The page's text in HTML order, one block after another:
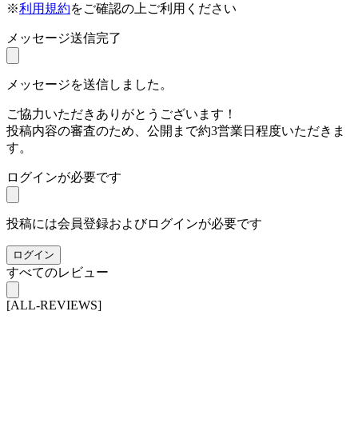
※利用規約をご確認の上ご利用ください
メッセージ送信完了
メッセージを送信しました。
ご協力いただきありがとうございます！
投稿内容の審査のため、公開まで約3営業日程度いただきま
す。
ログインが必要です
投稿には会員登録およびログインが必要です
ログイン
すべてのレビュー
[ALL-REVIEWS]